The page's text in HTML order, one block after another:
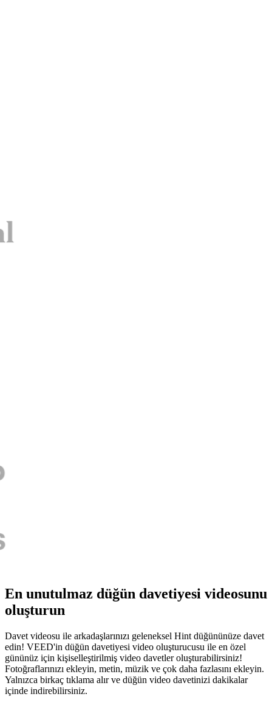
En unutulmaz düğün davetiyesi videosunu
oluşturun
Davet videosu ile arkadaşlarınızı geleneksel Hint düğününüze davet
edin! VEED'in düğün davetiyesi video oluşturucusu ile en özel
gününüz için kişiselleştirilmiş video davetler oluşturabilirsiniz!
Fotoğraflarınızı ekleyin, metin, müzik ve çok daha fazlasını ekleyin.
Yalnızca birkaç tıklama alır ve düğün video davetinizi dakikalar
içinde indirebilirsiniz.